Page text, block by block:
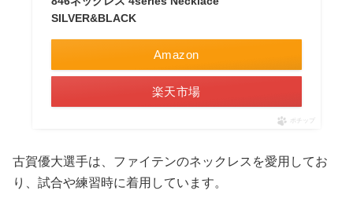
SILVER&BLACK
Amazon
楽天市場
ポチップ
古賀優大選手は、ファイテンのネックレスを愛用してお
り、試合や練習時に着用しています。